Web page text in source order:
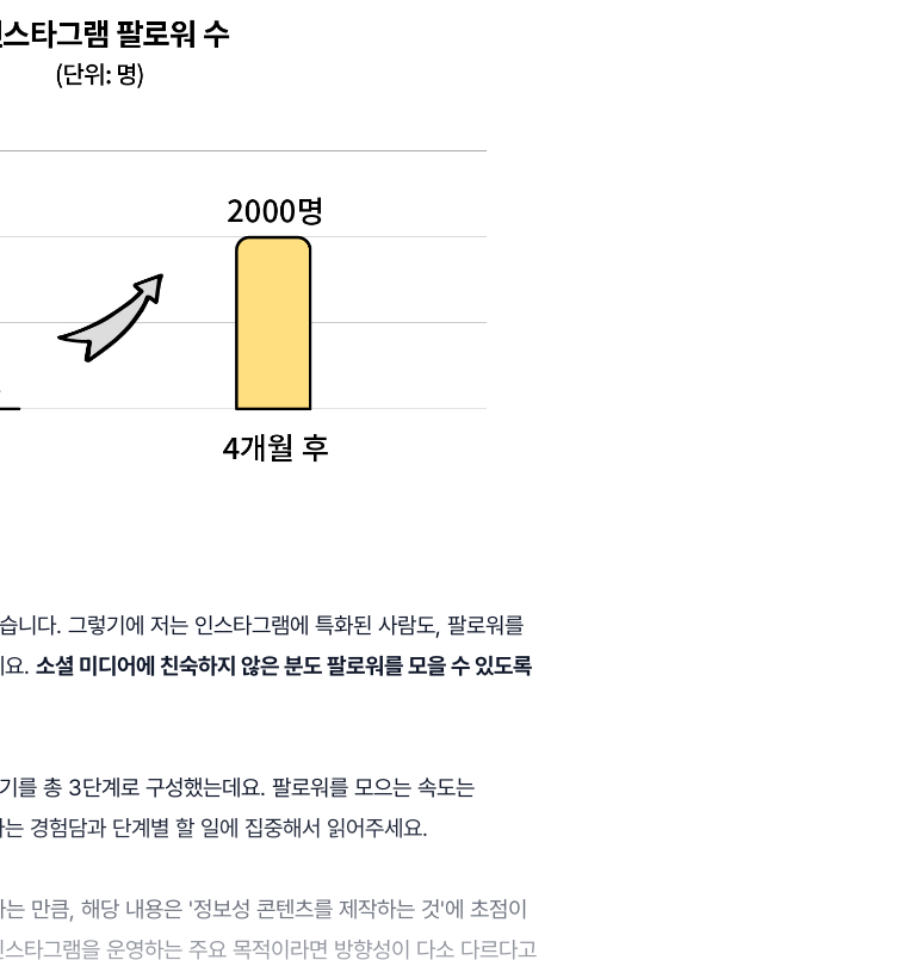
니다. 그렇기에 저는 인스타그램에 특화된 사람도, 팔로워를
. 소셜 미디어에 친숙하지 않은 분도 팔로워를 모을 수 있도록
를 총 3단계로 구성했는데요. 팔로워를 모으는 속도는
경험담과 단계별 할 일에 집중해서 읽어주세요.
만큼, 해당 내용은 '정보성 콘텐츠를 제작하는 것'에 초점이
타그램을 운영하는 주요 목적이라면 방향성이 다소 다르다고